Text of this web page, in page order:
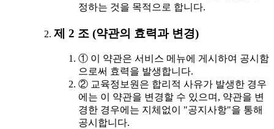
정하는 것을 목적으로 합니다.
제 2 조 (약관의 효력과 변경)
① 이 약관은 서비스 메뉴에 게시하여 공시함
으로써 효력을 발생합니다.
② 교육정보원은 합리적 사유가 발생한 경우
에는 이 약관을 변경할 수 있으며, 약관을 변
경한 경우에는 지체없이 "공지사항"을 통해
공시합니다.